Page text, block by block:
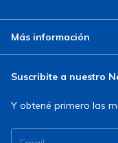
Más información
Suscribite a nuestro
Y obtené primero las